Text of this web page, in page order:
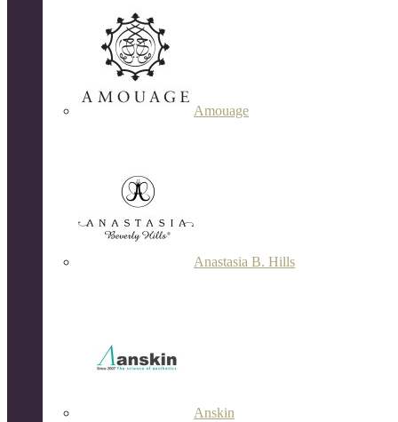
Amouage
Anastasia B. Hills
Anskin